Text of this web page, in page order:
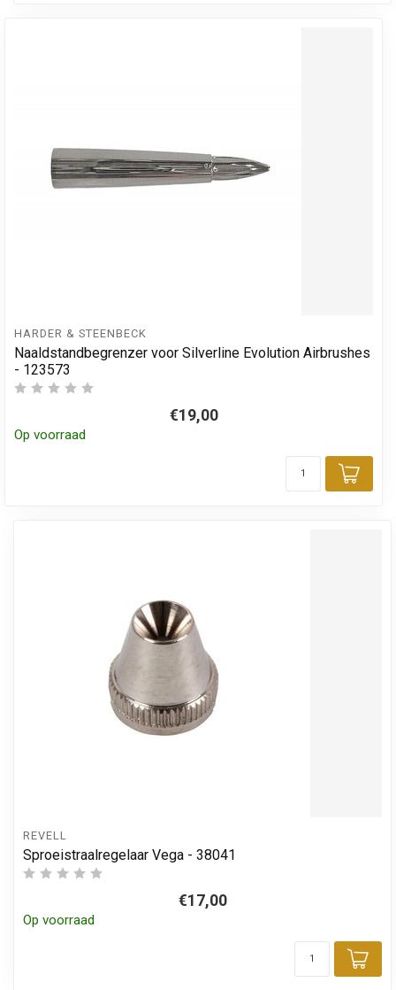
HARDER & STEENBECK
Naaldstandbegrenzer voor Silverline Evolution Airbrushes
- 123573
€19,00
Op voorraad
REVELL
Sproeistraalregelaar Vega - 38041
€17,00
Op voorraad